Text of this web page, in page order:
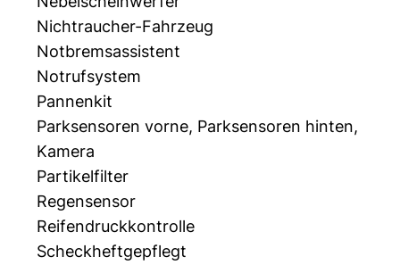
Nichtraucher-Fahrzeug
Notbremsassistent
Notrufsystem
Pannenkit
Parksensoren vorne, Parksensoren hinten,
Kamera
Partikelfilter
Regensensor
Reifendruckkontrolle
Scheckheftgepflegt